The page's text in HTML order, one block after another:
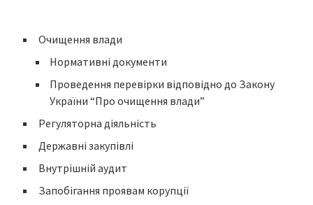
Очищення влади
Нормативні документи
Проведення перевірки відповідно до Закону
України “Про очищення влади”
Регуляторна діяльність
Державні закупівлі
Внутрішній аудит
Запобігання проявам корупції